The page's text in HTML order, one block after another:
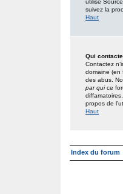
utilise
suivez la
Haut
Qui
Contactez
domaine (en
des abus.
par quice
propos de
Haut
Index du forum